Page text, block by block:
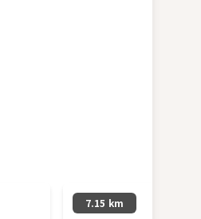
7.15 km